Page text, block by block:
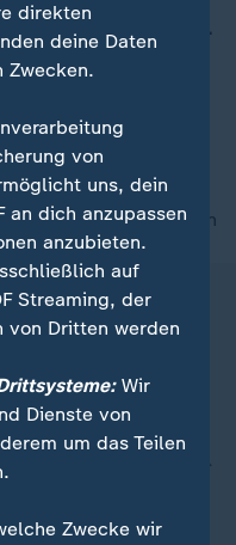
immer beliebter.
geschmacklichen
und ist für viele
nach oben
direkten
deine Daten
Zwecken.
von
uns, dein
an dich anzupassen
anzubieten.
auf
Streaming, der
von Dritten werden
Wir
Dienste von
um das Teilen
Zwecke wir